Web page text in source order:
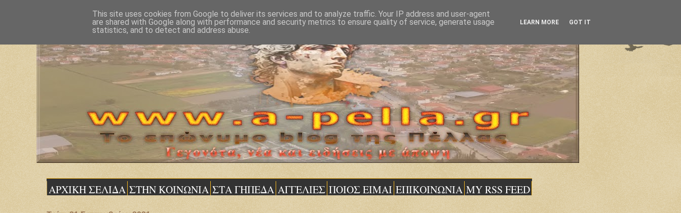
ΑΡΧΙΚΗ ΣΕΛΙΔΑ ΣΤΗΝ ΚΟΙΝΩΝΙΑ ΣΤΑ ΓΗΠΕΔΑ ΑΓΓΕΛΙΕΣ ΠΟΙΟΣ ΕΙΜΑΙ ΕΠΙΚΟΙΝΩΝΙΑ MY RSS FEED
This site uses cookies from Google to deliver its services and to analyze traffic. Your IP address and user-agent
are shared with Google along with performance and security metrics to ensure quality of service, generate usage
statistics, and to detect and address abuse.
LEARN MORE GOT IT